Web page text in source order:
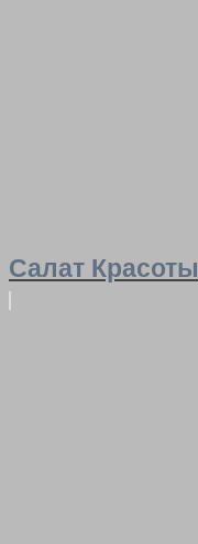
Салат Красоты